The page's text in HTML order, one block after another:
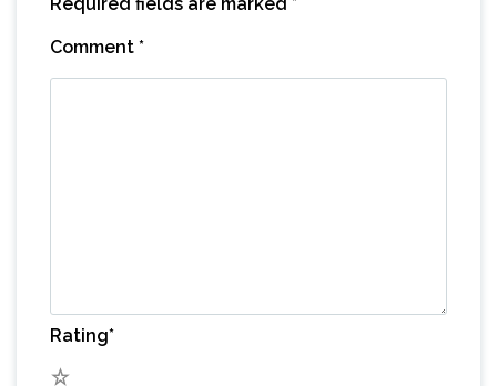
Comment *
Rating*